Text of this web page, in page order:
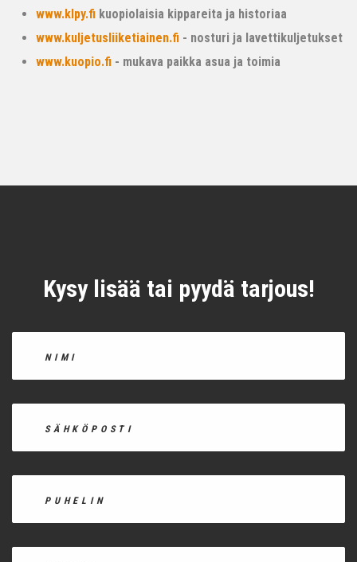
www.klpy.fi kuopiolaisia kippareita ja historiaa
www.kuljetusliiketiainen.fi - nosturi ja lavettikuljetukset
www.kuopio.fi - mukava paikka asua ja toimia
Kysy lisää tai pyydä tarjous!